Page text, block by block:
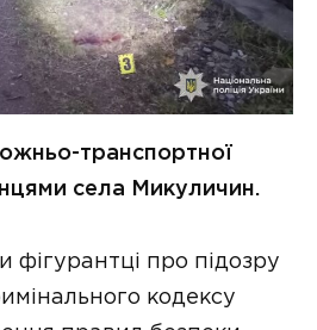
транспортної
села Микуличин.
фігурантці про підозру
кодексу